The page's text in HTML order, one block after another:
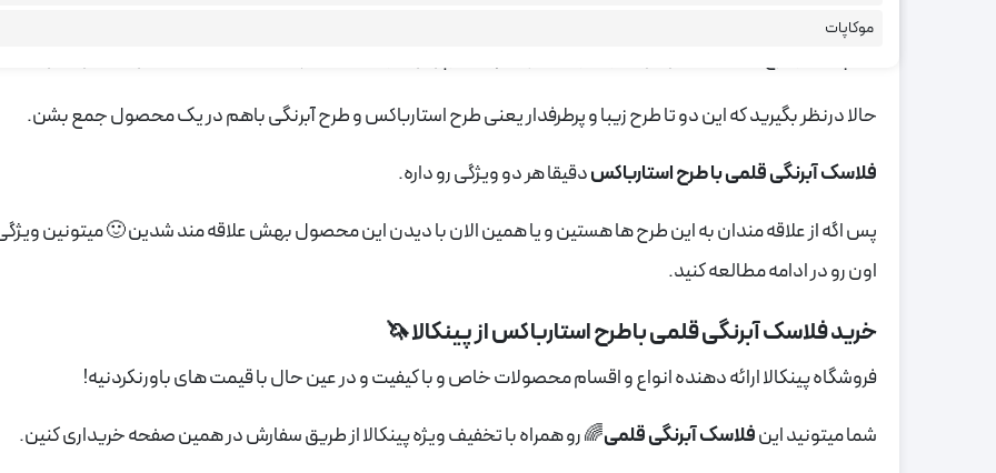
حالا درنظر بگیرید که این دو تا طرح زیبا و پرطرفدار یعنی طرح استارباکس و طرح آبرنگی باهم در یک محصول جمع بشن.
فلاسک آبرنگی قلمی با طرح استارباکسدقیقا هر دو ویژگی رو داره.
پس اگه از علاقه مندان به این طرح ها هستین و یا همین الان با دیدن این محصول بهش علاقه مند شدین 🙂 میتونین
اون رو در ادامه مطالعه کنید.
خرید فلاسک آبرنگی قلمی باطرح استارباکس از پینکالا 🦄
فروشگاه پینکالا ارائه دهنده انواع و اقسام محصولات خاص و با کیفیت و در عین حال با قیمت های باورنکردنیه!
شما میتونید اینفلاسک آبرنگی قلمی🌈 رو همراه با تخفیف ویژه پینکالا از طریق سفارش در همین صفحه خریداری کنین.
موکاپات